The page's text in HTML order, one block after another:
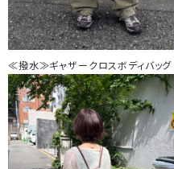
≪撥水≫ギャザークロスボディバッグ